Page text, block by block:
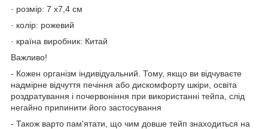
· розмір: 7 х7,4 см
· колір: рожевий
· країна виробник: Китай
Важливо!
- Кожен організм індивідуальний. Тому, якщо ви відчуваєте
надмірне відчуття печіння або дискомфорту шкіри, освіта
роздратування і почервоніння при використанні тейпа, слід
негайно припинити його застосування
- Також варто пам'ятати, що чим довше тейп знаходиться на